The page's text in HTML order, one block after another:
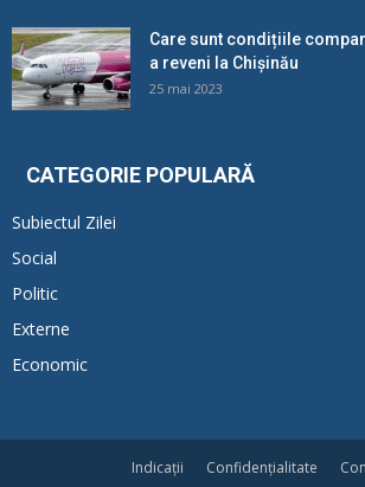
Care sunt condițiile
a reveni la Chișinău
25 mai 2023
CATEGORIE POPULARĂ
Subiectul Zilei
Social
Politic
Externe
Economic
Indicații Confidențialitate